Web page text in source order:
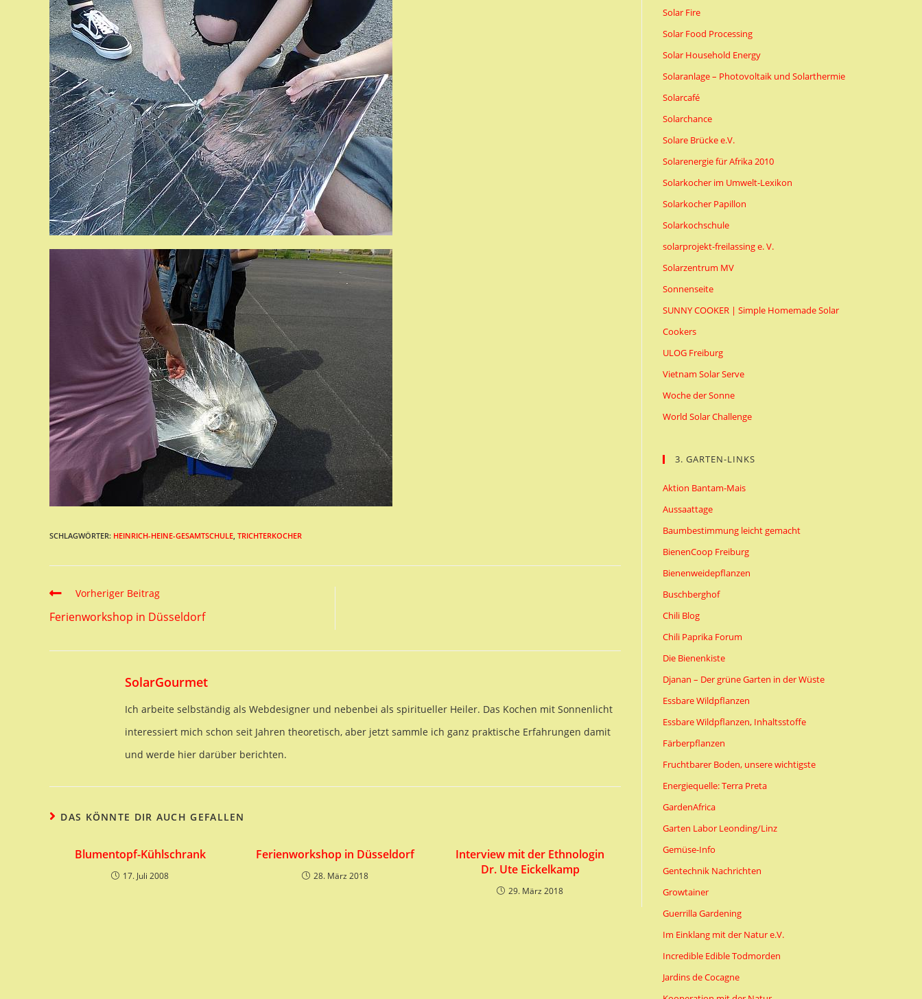
SCHLAGWÖRTER: HEINRICH-HEINE-GESAMTSCHULE, TRICHTERKOCHER
Read
more
Vorheriger Beitrag
Ferienworkshop in Düsseldorf
SolarGourmet
Ich arbeite selbständig als Webdesigner und nebenbei als spiritueller Heiler. Das Kochen mit Sonnenlicht
interessiert mich schon seit Jahren theoretisch, aber jetzt sammle ich ganz praktische Erfahrungen damit
und werde hier darüber berichten.
DAS KÖNNTE DIR AUCH GEFALLEN
Blumentopf-Kühlschrank
17. Juli 2008
Ferienworkshop in Düsseldorf
28. März 2018
Interview mit der Ethnologin
Dr. Ute Eickelkamp
29. März 2018
Solar Fire
Solar Food Processing
Solar Household Energy
Solaranlage – Photovoltaik und Solarthermie
Solarcafé
Solarchance
Solare Brücke e.V.
Solarenergie für Afrika 2010
Solarkocher im Umwelt-Lexikon
Solarkocher Papillon
Solarkochschule
solarprojekt-freilassing e. V.
Solarzentrum MV
Sonnenseite
SUNNY COOKER | Simple Homemade Solar
Cookers
ULOG Freiburg
Vietnam Solar Serve
Woche der Sonne
World Solar Challenge
3. GARTEN-LINKS
Aktion Bantam-Mais
Aussaattage
Baumbestimmung leicht gemacht
BienenCoop Freiburg
Bienenweidepflanzen
Buschberghof
Chili Blog
Chili Paprika Forum
Die Bienenkiste
Djanan – Der grüne Garten in der Wüste
Essbare Wildpflanzen
Essbare Wildpflanzen, Inhaltsstoffe
Färberpflanzen
Fruchtbarer Boden, unsere wichtigste
Energiequelle: Terra Preta
GardenAfrica
Garten Labor Leonding/Linz
Gemüse-Info
Gentechnik Nachrichten
Growtainer
Guerrilla Gardening
Im Einklang mit der Natur e.V.
Incredible Edible Todmorden
Jardins de Cocagne